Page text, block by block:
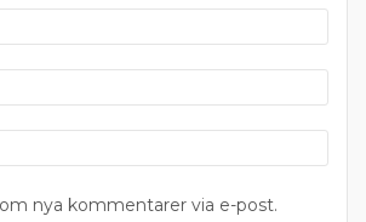
nya kommentarer via e-post.